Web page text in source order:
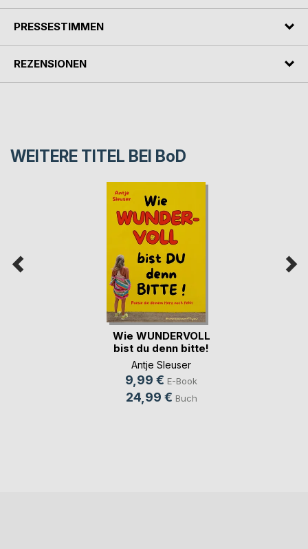
PRESSESTIMMEN
REZENSIONEN
WEITERE TITEL BEI BoD
Wie WUNDERVOLL
bist du denn bitte!
Antje Sleuser
9,99 € E-Book
24,99 € Buch